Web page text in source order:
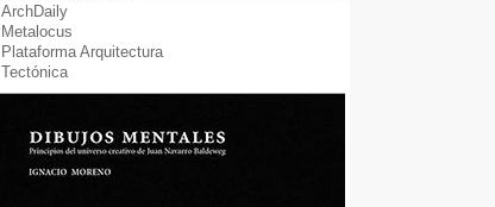
ArchDaily
Metalocus
Plataforma Arquitectura
Tectónica